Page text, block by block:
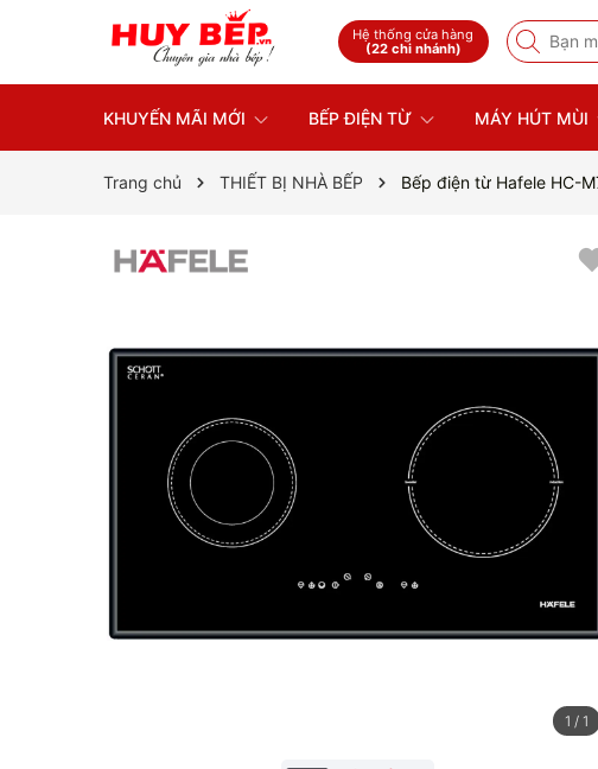
Hệ thống cửa hàng
(22 chi nhánh)
KHUYẾN MÃI MỚI BẾP ĐIỆN TỪ MÁY HÚT MÙI
Trang chủ THIẾT BỊ NHÀ BẾP Bếp điện từ Hafele HC-
1 / 1